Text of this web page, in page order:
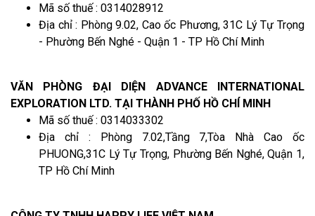
Mã số thuế : 0314028912
Địa chỉ : Phòng 9.02, Cao ốc Phương, 31C Lý Tự Trọng
- Phường Bến Nghé - Quận 1 - TP Hồ Chí Minh
VĂN PHÒNG ĐẠI DIỆN ADVANCE INTERNATIONAL
EXPLORATION LTD. TẠI THÀNH PHỐ HỒ CHÍ MINH
Mã số thuế : 0314033302
Địa chỉ : Phòng 7.02,Tầng 7,Tòa Nhà Cao ốc
PHUONG,31C Lý Tự Trọng, Phường Bến Nghé, Quận 1,
TP Hồ Chí Minh